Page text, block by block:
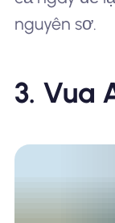
nguyên sơ.
3. Vua